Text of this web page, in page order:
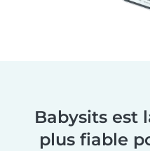
Babysits est
plus fiable